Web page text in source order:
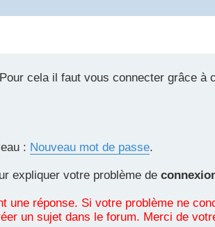
cela il faut vous connecter grâce à
: Nouveau mot de passe.
expliquer votre problème de
une réponse. Si votre problème ne
un sujet dans le forum. Merci de